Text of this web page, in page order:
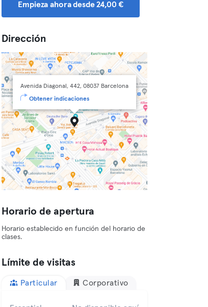
Empieza ahora desde 24,00 €
Dirección
Avenida Diagonal, 442, 08037 Barcelona
Obtener indicaciones
Horario de apertura
Horario establecido en función del horario de
clases.
Límite de visitas
Particular Corporativo